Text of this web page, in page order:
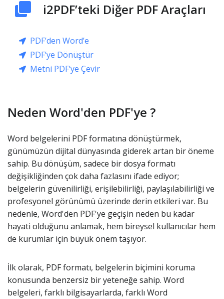
i2PDF’teki Diğer PDF Araçları
PDF’den Word’e
PDF’ye Dönüştür
Metni PDF’ye Çevir
Neden Word'den PDF'ye ?
Word belgelerini PDF formatına dönüştürmek,
günümüzün dijital dünyasında giderek artan bir öneme
sahip. Bu dönüşüm, sadece bir dosya formatı
değişikliğinden çok daha fazlasını ifade ediyor;
belgelerin güvenilirliği, erişilebilirliği, paylaşılabilirliği ve
profesyonel görünümü üzerinde derin etkileri var. Bu
nedenle, Word'den PDF'ye geçişin neden bu kadar
hayati olduğunu anlamak, hem bireysel kullanıcılar hem
de kurumlar için büyük önem taşıyor.
İlk olarak, PDF formatı, belgelerin biçimini koruma
konusunda benzersiz bir yeteneğe sahip. Word
belgeleri, farklı bilgisayarlarda, farklı Word